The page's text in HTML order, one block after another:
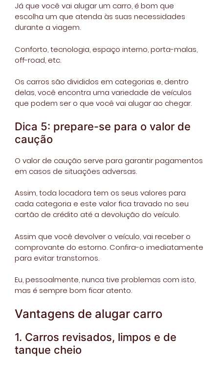
Já que você vai alugar um carro, é bom que
escolha um que atenda às suas necessidades
durante a viagem.
Conforto, tecnologia, espaço interno, porta-malas,
off-road, etc.
Os carros são divididos em categorias e, dentro
delas, você encontra uma variedade de veículos
que podem ser o que você vai alugar ao chegar.
Dica 5: prepare-se para o valor de
caução
O valor de caução serve para garantir pagamentos
em casos de situações adversas.
Assim, toda locadora tem os seus valores para
cada categoria e este valor fica travado no seu
cartão de crédito até a devolução do veículo.
Assim que você devolver o veículo, vai receber o
comprovante do estorno. Confira-o imediatamente
para evitar transtornos.
Eu, pessoalmente, nunca tive problemas com isto,
mas é sempre bom ficar atento.
Vantagens de alugar carro
1. Carros revisados, limpos e de
tanque cheio